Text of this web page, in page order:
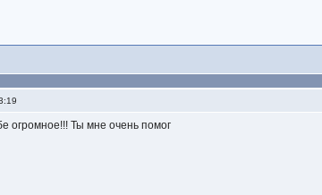
огромное!!! Ты мне очень помог